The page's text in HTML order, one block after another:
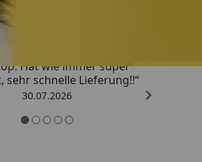
Hat wie immer super
sehr schnelle Lieferung!!“
30.07.2026